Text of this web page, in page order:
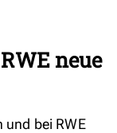
neue
und bei RWE